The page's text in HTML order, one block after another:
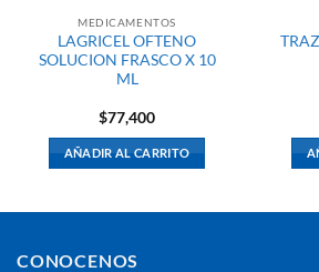
MEDICAMENTOS
LAGRICEL OFTENO
SOLUCION FRASCO X 10
ML
$77,400
AÑADIR AL CARRITO
CONOCENOS